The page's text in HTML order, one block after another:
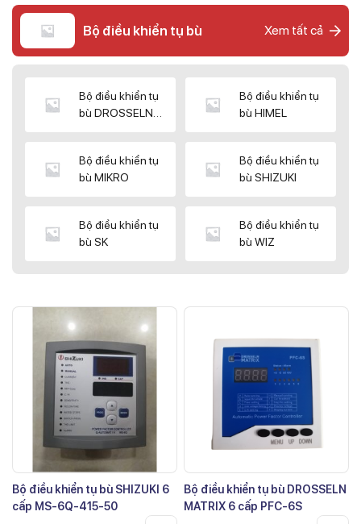
Bộ điều khiển tụ bù Xem tất cả
Bộ điều khiển tụ
bù DROSSELN
Bộ điều khiển tụ
bù HIMEL
Bộ điều khiển tụ
bù MIKRO
Bộ điều khiển tụ
bù SHIZUKI
Bộ điều khiển tụ
bù SK
Bộ điều khiển tụ
bù WIZ
Bộ điều khiển tụ bù SHIZUKI 6
cấp MS-6Q-415-50
Bộ điều khiển tụ bù DROSSELN
MATRIX 6 cấp PFC-6S